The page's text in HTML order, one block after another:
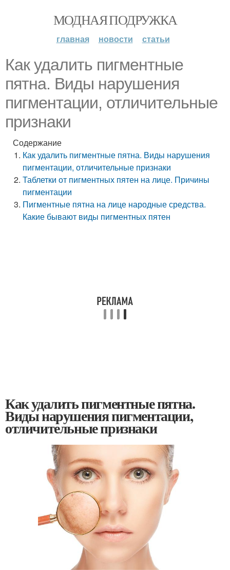
МОДНАЯ ПОДРУЖКА
главная новости статьи
Как удалить пигментные
пятна. Виды нарушения
пигментации, отличительные
признаки
Содержание
Как удалить пигментные пятна. Виды нарушения
пигментации, отличительные признаки
Таблетки от пигментных пятен на лице. Причины
пигментации
Пигментные пятна на лице народные средства.
Какие бывают виды пигментных пятен
Как удалить пигментные пятна.
Виды нарушения пигментации,
отличительные признаки